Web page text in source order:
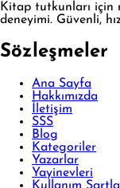
Kitap tutkunları için
deneyimi. Güvenli,
Sözleşmeler
Ana Sayfa
Hakkımızda
İletişim
SSS
Blog
Kategoriler
Yazarlar
Yayinevleri